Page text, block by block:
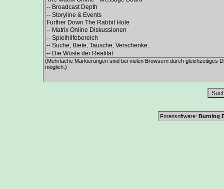
(Mehrfache Markierungen sind bei vielen Browsern durch gleichzeitiges
möglich.)
Forensoftware: Burning